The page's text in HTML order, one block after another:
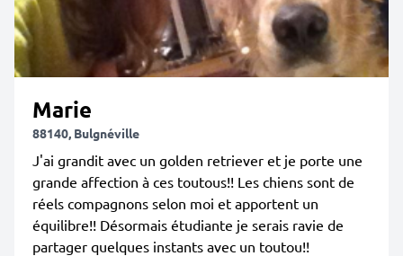
Marie
88140, Bulgnéville
J'ai grandit avec un golden retriever et je porte une
grande affection à ces toutous!! Les chiens sont de
réels compagnons selon moi et apportent un
équilibre!! Désormais étudiante je serais ravie de
partager quelques instants avec un toutou!!